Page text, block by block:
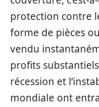
protection contre
forme de pièces
vendu
profits
récession et
mondiale ont